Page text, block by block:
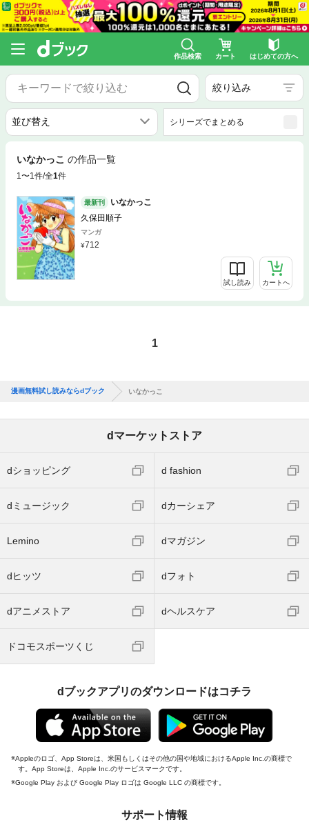
作品検索 カート はじめての方へ
絞り込み
シリーズでまとめる
いなかっこ の作品一覧
1〜1件/全1件
最新刊
いなかっこ
久保田順子
マンガ
712
試し読み カートへ
1
漫画無料試し読みならdブック いなかっこ
dマーケットストア
dショッピング d fashion
dミュージック dカーシェア
Lemino dマガジン
dヒッツ dフォト
dアニメストア dヘルスケア
ドコモスポーツくじ
dブックアプリのダウンロードはコチラ
Appleのロゴ、App Storeは、米国もしくはその他の国や地域におけるApple Inc.の商標で
す。App Storeは、Apple Inc.のサービスマークです。
Google Play および Google Play ロゴは Google LLC の商標です。
サポート情報